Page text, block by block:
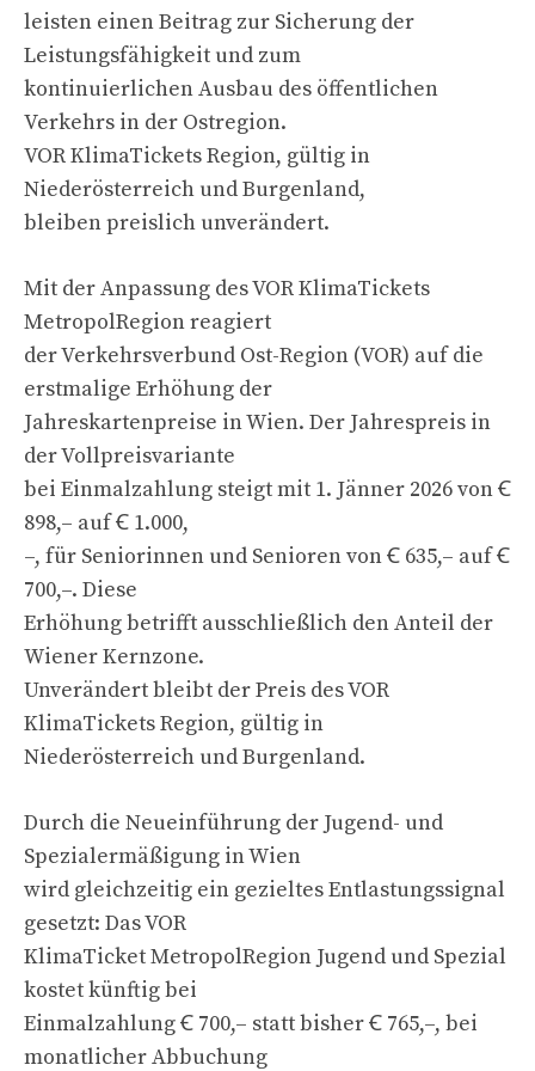
leisten einen Beitrag zur Sicherung der
Leistungsfähigkeit und zum
kontinuierlichen Ausbau des öffentlichen
Verkehrs in der Ostregion.
VOR KlimaTickets Region, gültig in
Niederösterreich und Burgenland,
bleiben preislich unverändert.
Mit der Anpassung des VOR KlimaTickets
MetropolRegion reagiert
der Verkehrsverbund Ost-Region (VOR) auf die
erstmalige Erhöhung der
Jahreskartenpreise in Wien. Der Jahrespreis in
der Vollpreisvariante
bei Einmalzahlung steigt mit 1. Jänner 2026 von Ꞓ
898,– auf Ꞓ 1.000,
–, für Seniorinnen und Senioren von Ꞓ 635,– auf Ꞓ
700,–. Diese
Erhöhung betrifft ausschließlich den Anteil der
Wiener Kernzone.
Unverändert bleibt der Preis des VOR
KlimaTickets Region, gültig in
Niederösterreich und Burgenland.
Durch die Neueinführung der Jugend- und
Spezialermäßigung in Wien
wird gleichzeitig ein gezieltes Entlastungssignal
gesetzt: Das VOR
KlimaTicket MetropolRegion Jugend und Spezial
kostet künftig bei
Einmalzahlung Ꞓ 700,– statt bisher Ꞓ 765,–, bei
monatlicher Abbuchung